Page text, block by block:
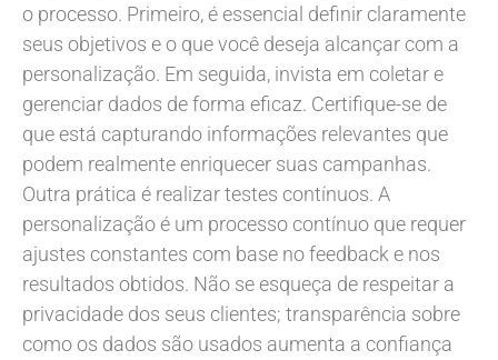
o processo. Primeiro, é essencial definir claramente
seus objetivos e o que você deseja alcançar com a
personalização. Em seguida, invista em coletar e
gerenciar dados de forma eficaz. Certifique-se de
que está capturando informações relevantes que
podem realmente enriquecer suas campanhas.
Outra prática é realizar testes contínuos. A
personalização é um processo contínuo que requer
ajustes constantes com base no feedback e nos
resultados obtidos. Não se esqueça de respeitar a
privacidade dos seus clientes; transparência sobre
como os dados são usados aumenta a confiança